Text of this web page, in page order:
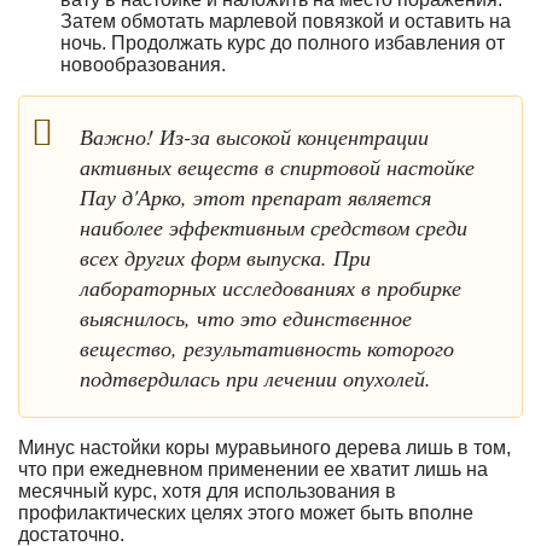
Затем обмотать марлевой повязкой и оставить на
ночь. Продолжать курс до полного избавления от
новообразования.
Важно! Из-за высокой концентрации
активных веществ в спиртовой настойке
Пау д'Арко, этот препарат является
наиболее эффективным средством среди
всех других форм выпуска. При
лабораторных исследованиях в пробирке
выяснилось, что это единственное
вещество, результативность которого
подтвердилась при лечении опухолей.
Минус настойки коры муравьиного дерева лишь в том,
что при ежедневном применении ее хватит лишь на
месячный курс, хотя для использования в
профилактических целях этого может быть вполне
достаточно.